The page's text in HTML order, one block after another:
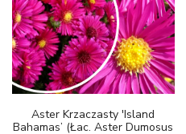
Aster Krzaczasty 'Island
Bahamas’ (łac. Aster Dumosus